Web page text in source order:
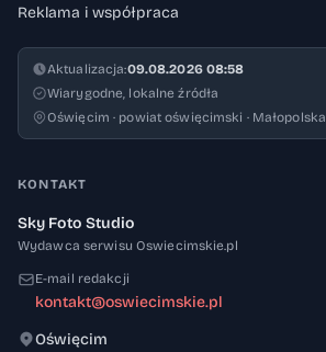
Reklama i współpraca
Aktualizacja:09.08.2026 08:58
Wiarygodne, lokalne źródła
Oświęcim · powiat oświęcimski · Małopolska
KONTAKT
Sky Foto Studio
Wydawca serwisu Oswiecimskie.pl
E-mail redakcji
kontakt@oswiecimskie.pl
Oświęcim